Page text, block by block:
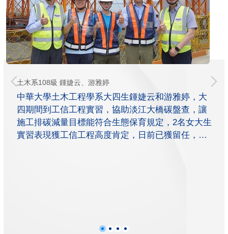
土木系108級 鍾婕云、游雅婷
中華大學土木工程學系大四生鍾婕云和游雅婷，大
四期間到工信工程實習，協助淡江大橋碳盤查，讓
施工排碳減量目標能符合生態保育規定，2名女大生
實習表現獲工信工程高度肯定，日前已獲留任，將